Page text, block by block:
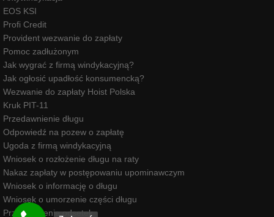
EOS KSI
Profi Credit
Provident wezwanie do zapłaty
Pomoc zadłużonym
Jak wygrać z firmą windykacyjną?
Jak ogłosić upadłość konsumencką?
Wezwanie do zapłaty Hoist Polska
Kruk PIT-11
Przedawnienie długu
Odpowiedź na pozew o zapłatę
Ugoda z firmą windykacyjną
Wniosek o rozłożenie długu na raty
Nakaz zapłaty w postępowaniu upominawczym
Wniosek o informację o długu
Wniosek o umorzenie części długu
Przedawnienie odsetek